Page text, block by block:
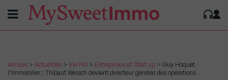
Accueil > Actualités > Vie Pro > Entreprises et Start up > Guy Hoquet
l’Immobilier : Thibaut Welsch devient directeur général des opérations